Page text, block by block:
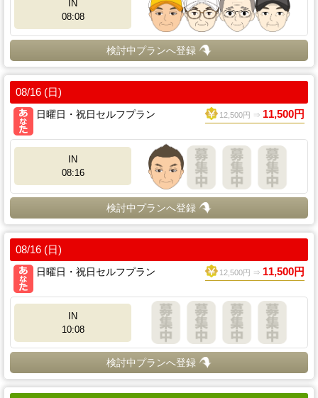
IN
08:08
検討中プランへ登録
08/16 (日)
日曜日・祝日セルフプラン
12,500円 ⇒ 11,500円
IN
08:16
検討中プランへ登録
08/16 (日)
日曜日・祝日セルフプラン
12,500円 ⇒ 11,500円
IN
10:08
検討中プランへ登録